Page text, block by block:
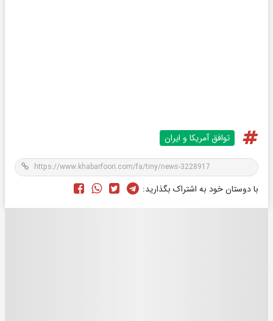
توافق آمریکا و ایران
با دوستان خود به اشتراک بگذارید: